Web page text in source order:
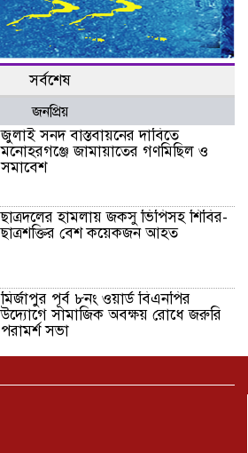
সর্বশেষ
জনপ্রিয়
জুলাই সনদ বাস্তবায়নের দাবিতে
মনোহরগঞ্জে জামায়াতের গণমিছিল ও
সমাবেশ
ছাত্রদলের হামলায় জকসু ভিপিসহ শিবির-
ছাত্রশক্তির বেশ কয়েকজন আহত
মির্জাপুর পূর্ব ৮নং ওয়ার্ড বিএনপির
উদ্যোগে সামাজিক অবক্ষয় রোধে জরুরি
পরামর্শ সভা
ভ্রমণ কাহিনী: পদ্মা পারে আনন্দ ভ্রমণ –